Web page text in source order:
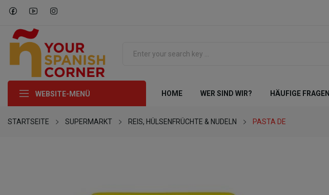
WEBSITE-MENÜ HOME WER SIND WIR? HÄUFIGE FRAGEN
STARTSEITE SUPERMARKT REIS, HÜLSENFRÜCHTE & NUDELN PASTA DE